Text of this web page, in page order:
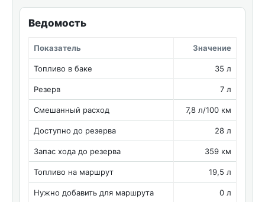
Ведомость
Показатель Значение
Топливо в баке 35 л
Резерв 7 л
Смешанный расход 7,8 л/100 км
Доступно до резерва 28 л
Запас хода до резерва 359 км
Топливо на маршрут 19,5 л
Нужно добавить для маршрута 0 л